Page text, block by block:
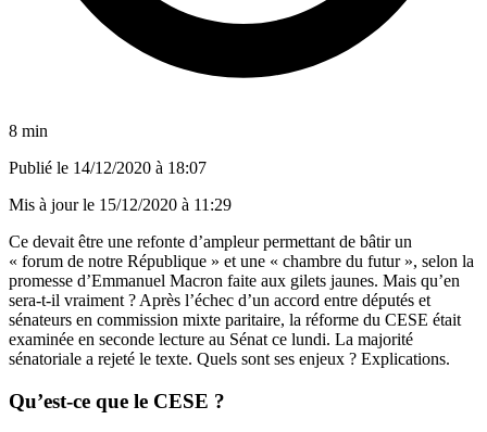
8 min
Publié le 14/12/2020 à 18:07
Mis à jour le 15/12/2020 à 11:29
Ce devait être une refonte d’ampleur permettant de bâtir un
« forum de notre République » et une « chambre du futur », selon la
promesse d’Emmanuel Macron faite aux gilets jaunes. Mais qu’en
sera-t-il vraiment ? Après l’échec d’un accord entre députés et
sénateurs en commission mixte paritaire, la réforme du CESE était
examinée en seconde lecture au Sénat ce lundi. La majorité
sénatoriale a rejeté le texte. Quels sont ses enjeux ? Explications.
Qu’est-ce que le CESE ?